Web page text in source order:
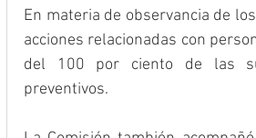
En materia de observancia de
acciones relacionadas con
del 100 por ciento de las
preventivos.